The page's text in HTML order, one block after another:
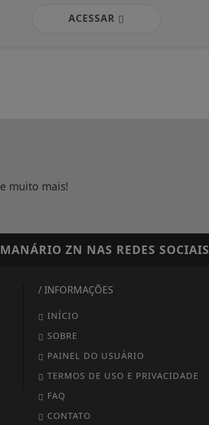
ACESSAR
muito mais!
ZN NAS REDES SOCIAIS
/ INFORMAÇÕES
INÍCIO
SOBRE
PAINEL DO USUÁRIO
TERMOS DE USO E PRIVACIDADE
FAQ
CONTATO